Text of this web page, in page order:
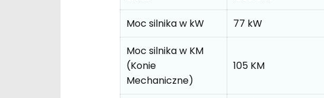
Moc silnika w kW
77 kW
Moc silnika w KM
(Konie
Mechaniczne)
105 KM